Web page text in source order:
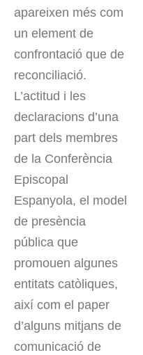
apareixen més com
un element de
confrontació que de
reconciliació.
L’actitud i les
declaracions d’una
part dels membres
de la Conferència
Episcopal
Espanyola, el model
de presència
pública que
promouen algunes
entitats catòliques,
així com el paper
d’alguns mitjans de
comunicació de